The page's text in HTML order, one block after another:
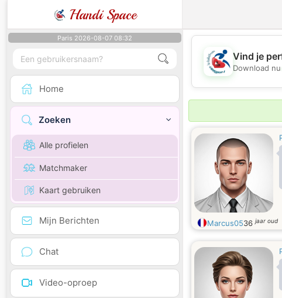
Handi Space
Paris 2026-08-07 08:32
Home
Zoeken
Alle profielen
Matchmaker
Kaart gebruiken
Mijn Berichten
Chat
Video-oproep
Vind je
Download
Marcus0536jaar oud